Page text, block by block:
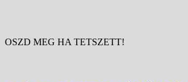
OSZD MEG HA TETSZETT!